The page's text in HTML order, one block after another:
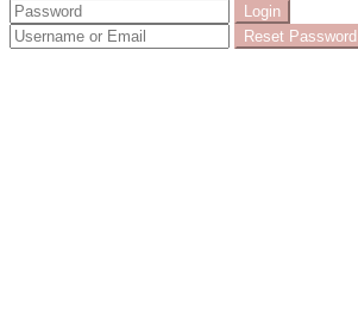
Login
Reset Password